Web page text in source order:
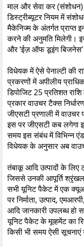
माल और सेवा कर
डिस्ट्रीब्यूटर नियम में
मैकेनिज्म के अंतर्गत प्राप्त
करने की अनुमति मिलेगी।
और ‘ईज़ ऑफ डूइंग बिजनेस’
विधेयक में ऐसे पेनाल्टी की
प्रकरणों में अपीलीय
डिपोजिट 25 प्रतिशत
प्रकार वाउचर टैक्स
जीएसटी प्रणाली में वाउचर
इस पर जीएसटी कब लगेगा
समय इस संबंध में विभिन्न
विधेयक के अनुसार अब
तंबाकू आदि उत्पादों के
जिससे उनकी आपूर्ति
सभी यूनिट पैकेट में एक
पर निर्माता, उत्पाद,
आदि जानकारी उपलब्ध हो
यूनिट पैकेट के मूव्हमेंट का
किसी भी समय ऐसी